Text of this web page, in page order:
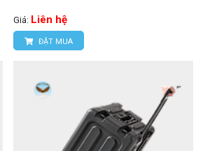
Giá: Liên hệ
ĐẶT MUA